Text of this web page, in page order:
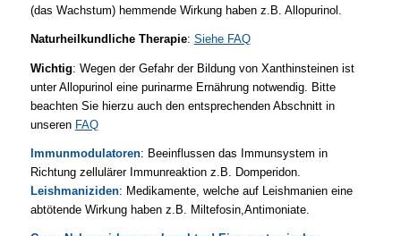
(das Wachstum) hemmende Wirkung haben z.B. Allopurinol.
Naturheilkundliche Therapie: Siehe FAQ
Wichtig: Wegen der Gefahr der Bildung von Xanthinsteinen ist
unter Allopurinol eine purinarme Ernährung notwendig. Bitte
beachten Sie hierzu auch den entsprechenden Abschnitt in
unseren FAQ
Immunmodulatoren: Beeinflussen das Immunsystem in
Richtung zellulärer Immunreaktion z.B. Domperidon.
Leishmaniziden: Medikamente, welche auf Leishmanien eine
abtötende Wirkung haben z.B. Miltefosin,Antimoniate.